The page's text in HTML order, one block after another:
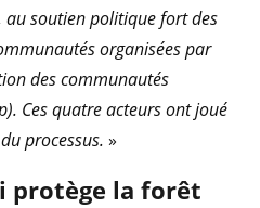
soutien politique fort des
organisées par
des communautés
Ces quatre acteurs ont joué
processus. »
protège la forêt